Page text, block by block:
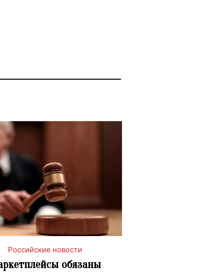
Российские новости
обязаны